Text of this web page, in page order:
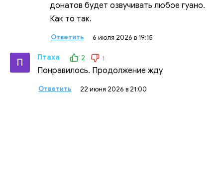
донатов будет озвучивать любое гуано.
Как то так.
Ответить 6 июля 2026 в 19:15
П Птаха 2 1
Понравилось. Продолжение жду
Ответить 22 июня 2026 в 21:00